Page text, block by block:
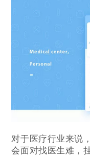
对于医疗行业来说
会面对找医生难，